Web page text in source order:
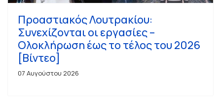
Προαστιακός Λουτρακίου:
Συνεχίζονται οι εργασίες –
Ολοκλήρωση έως το τέλος του 2026
[Βίντεο]
07 Αυγούστου 2026